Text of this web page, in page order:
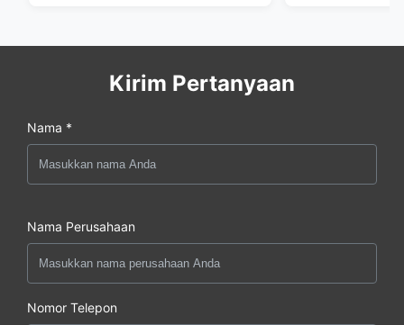
Kirim Pertanyaan
Nama *
Nama Perusahaan
Nomor Telepon